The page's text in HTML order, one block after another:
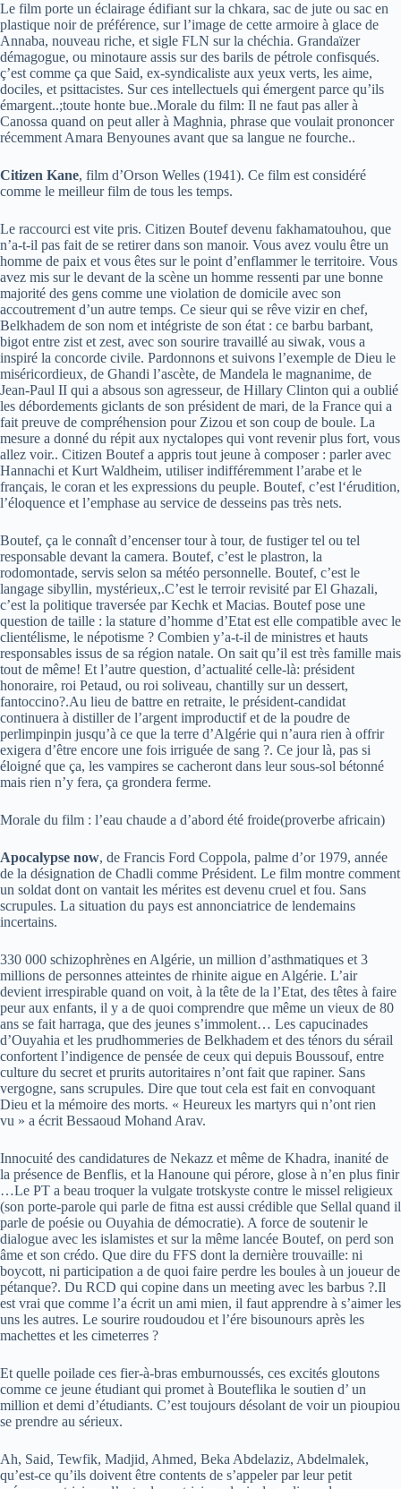
Le film porte un éclairage édifiant sur la chkara, sac de jute ou sac en
plastique noir de préférence, sur l’image de cette armoire à glace de
Annaba, nouveau riche, et sigle FLN sur la chéchia. Grandaïzer
démagogue, ou minotaure assis sur des barils de pétrole confisqués.
ç’est comme ça que Said, ex-syndicaliste aux yeux verts, les aime,
dociles, et psittacistes. Sur ces intellectuels qui émergent parce qu’ils
émargent..;toute honte bue..Morale du film: Il ne faut pas aller à
Canossa quand on peut aller à Maghnia, phrase que voulait prononcer
récemment Amara Benyounes avant que sa langue ne fourche..
Citizen Kane, film d’Orson Welles (1941). Ce film est considéré
comme le meilleur film de tous les temps.
Le raccourci est vite pris. Citizen Boutef devenu fakhamatouhou, que
n’a-t-il pas fait de se retirer dans son manoir. Vous avez voulu être un
homme de paix et vous êtes sur le point d’enflammer le territoire. Vous
avez mis sur le devant de la scène un homme ressenti par une bonne
majorité des gens comme une violation de domicile avec son
accoutrement d’un autre temps. Ce sieur qui se rêve vizir en chef,
Belkhadem de son nom et intégriste de son état : ce barbu barbant,
bigot entre zist et zest, avec son sourire travaillé au siwak, vous a
inspiré la concorde civile. Pardonnons et suivons l’exemple de Dieu le
miséricordieux, de Ghandi l’ascète, de Mandela le magnanime, de
Jean-Paul II qui a absous son agresseur, de Hillary Clinton qui a oublié
les débordements giclants de son président de mari, de la France qui a
fait preuve de compréhension pour Zizou et son coup de boule. La
mesure a donné du répit aux nyctalopes qui vont revenir plus fort, vous
allez voir.. Citizen Boutef a appris tout jeune à composer : parler avec
Hannachi et Kurt Waldheim, utiliser indifféremment l’arabe et le
français, le coran et les expressions du peuple. Boutef, c’est l‘érudition,
l’éloquence et l’emphase au service de desseins pas très nets.
Boutef, ça le connaît d’encenser tour à tour, de fustiger tel ou tel
responsable devant la camera. Boutef, c’est le plastron, la
rodomontade, servis selon sa météo personnelle. Boutef, c’est le
langage sibyllin, mystérieux,.C’est le terroir revisité par El Ghazali,
c’est la politique traversée par Kechk et Macias. Boutef pose une
question de taille : la stature d’homme d’Etat est elle compatible avec le
clientélisme, le népotisme ? Combien y’a-t-il de ministres et hauts
responsables issus de sa région natale. On sait qu’il est très famille mais
tout de même! Et l’autre question, d’actualité celle-là: président
honoraire, roi Petaud, ou roi soliveau, chantilly sur un dessert,
fantoccino?.Au lieu de battre en retraite, le président-candidat
continuera à distiller de l’argent improductif et de la poudre de
perlimpinpin jusqu’à ce que la terre d’Algérie qui n’aura rien à offrir
exigera d’être encore une fois irriguée de sang ?. Ce jour là, pas si
éloigné que ça, les vampires se cacheront dans leur sous-sol bétonné
mais rien n’y fera, ça grondera ferme.
Morale du film : l’eau chaude a d’abord été froide(proverbe africain)
Apocalypse now, de Francis Ford Coppola, palme d’or 1979, année
de la désignation de Chadli comme Président. Le film montre comment
un soldat dont on vantait les mérites est devenu cruel et fou. Sans
scrupules. La situation du pays est annonciatrice de lendemains
incertains.
330 000 schizophrènes en Algérie, un million d’asthmatiques et 3
millions de personnes atteintes de rhinite aigue en Algérie. L’air
devient irrespirable quand on voit, à la tête de la l’Etat, des têtes à faire
peur aux enfants, il y a de quoi comprendre que même un vieux de 80
ans se fait harraga, que des jeunes s’immolent… Les capucinades
d’Ouyahia et les prudhommeries de Belkhadem et des ténors du sérail
confortent l’indigence de pensée de ceux qui depuis Boussouf, entre
culture du secret et prurits autoritaires n’ont fait que rapiner. Sans
vergogne, sans scrupules. Dire que tout cela est fait en convoquant
Dieu et la mémoire des morts. « Heureux les martyrs qui n’ont rien
vu » a écrit Bessaoud Mohand Arav.
Innocuité des candidatures de Nekazz et même de Khadra, inanité de
la présence de Benflis, et la Hanoune qui pérore, glose à n’en plus finir
…Le PT a beau troquer la vulgate trotskyste contre le missel religieux
(son porte-parole qui parle de fitna est aussi crédible que Sellal quand il
parle de poésie ou Ouyahia de démocratie). A force de soutenir le
dialogue avec les islamistes et sur la même lancée Boutef, on perd son
âme et son crédo. Que dire du FFS dont la dernière trouvaille: ni
boycott, ni participation a de quoi faire perdre les boules à un joueur de
pétanque?. Du RCD qui copine dans un meeting avec les barbus ?.Il
est vrai que comme l’a écrit un ami mien, il faut apprendre à s’aimer les
uns les autres. Le sourire roudoudou et l’ére bisounours après les
machettes et les cimeterres ?
Et quelle poilade ces fier-à-bras emburnoussés, ces excités gloutons
comme ce jeune étudiant qui promet à Bouteflika le soutien d’ un
million et demi d’étudiants. C’est toujours désolant de voir un pioupiou
se prendre au sérieux.
Ah, Said, Tewfik, Madjid, Ahmed, Beka Abdelaziz, Abdelmalek,
qu’est-ce qu’ils doivent être contents de s’appeler par leur petit